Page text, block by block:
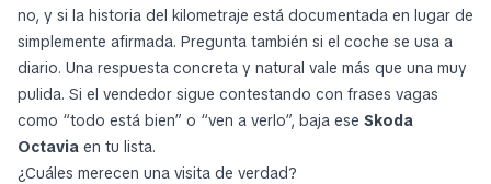
no, y si la historia del kilometraje está documentada en lugar de
simplemente afirmada. Pregunta también si el coche se usa a
diario. Una respuesta concreta y natural vale más que una muy
pulida. Si el vendedor sigue contestando con frases vagas
como “todo está bien” o “ven a verlo”, baja ese Skoda
Octavia en tu lista.
¿Cuáles merecen una visita de verdad?